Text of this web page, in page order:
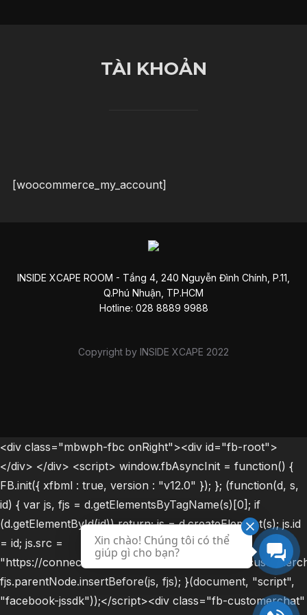
TÀI KHOẢN
[woocommerce_my_account]
INSIDE XCAPE ROOM - Tầng 4, 240 Nguyễn Đình Chính, P.11,
Q.Phú Nhuận, TP.HCM
Hotline: 028 8889 9988
Copyright by INSIDE XCAPE 2022
Xin chào! Chúng tôi có thể
giúp gì cho bạn?
<div class="mbwph-fbc onRight"><div id="fb-root">
</div> </div> <script> window.fbAsyncInit = function() {
FB.init({ xfbml : true, version : "v12.0" }); }; (function(d, s,
id) { var js, fjs = d.getElementsByTagName(s)[0]; if
(d.getElementById(id)) return; js = d.createElement(s); js.id
= id; js.src =
"https://connect.facebook.net/vi_VN/sdk/
fjs.parentNode.insertBefore(js, fjs); }(document, "script",
"facebook-jssdk"));</script><div class="fb-customerchat"